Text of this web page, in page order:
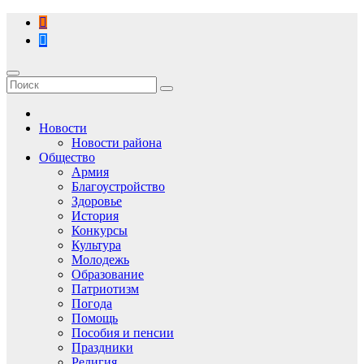
Перейти
содержимому
Новости
Новости района
Общество
Армия
Благоустройство
Здоровье
История
Конкурсы
Культура
Молодежь
Образование
Патриотизм
Погода
Помощь
Пособия и пенсии
Праздники